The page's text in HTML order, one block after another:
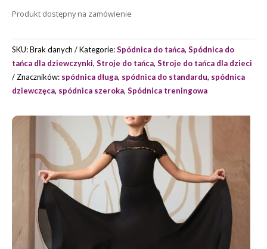
STANDARDU
ALICIA
MARKI
GRAND
PRIX
Produkt dostępny na zamówienie
SKU:Brak danych Kategorie:Spódnica do tańca, Spódnica do
tańca dla dziewczynki, Stroje do tańca, Stroje do tańca dla dzieci
Znaczników: spódnica długa, spódnica do standardu, spódnica
dziewczęca, spódnica szeroka, Spódnica treningowa